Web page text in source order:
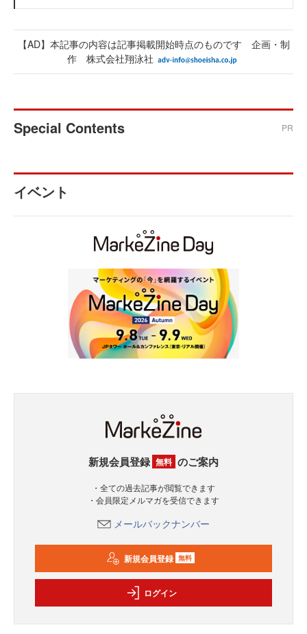
【AD】本記事の内容は記事掲載開始時点のものです 企画・制
作 株式会社翔泳社
Special Contents PR
イベント
新規会員登録 無料 のご案内
・全ての過去記事が閲覧できます
・会員限定メルマガを受信できます
メールバックナンバー
新規会員登録 無料
ログイン